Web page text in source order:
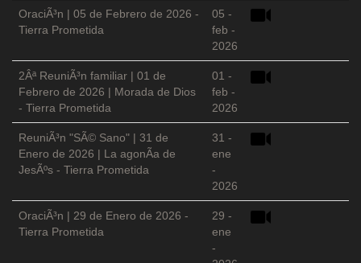
OraciÃ³n | 05 de Febrero de 2026 -
Tierra Prometida
05 -
feb -
2026
2Âª ReuniÃ³n familiar | 01 de
Febrero de 2026 | Morada de Dios
- Tierra Prometida
01 -
feb -
2026
ReuniÃ³n "SÃ© Sano" | 31 de
Enero de 2026 | La agonÃ­a de
JesÃºs - Tierra Prometida
31 -
ene
-
2026
OraciÃ³n | 29 de Enero de 2026 -
Tierra Prometida
29 -
ene
-